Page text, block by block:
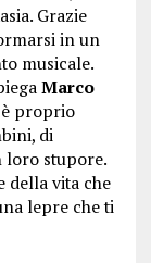
Grazie
in un
musicale.
Marco
è proprio
di
loro stupore.
della vita che
lepre che ti